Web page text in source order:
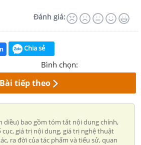
Đánh giá:
Chia sẻ
Bình chọn:
Bài tiếp theo
diều) bao gồm tóm tắt nội dung chính,
giá trị nội dung, giá trị nghệ thuật
ra đời của tác phẩm và tiểu sử, quan